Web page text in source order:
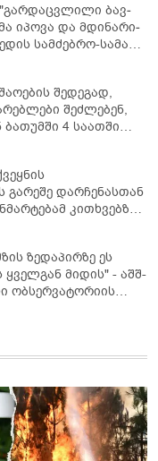
"გარდაცვლილი ბავ­
იპო­ვა და მდი­ნა­რი­
სამ­ძებ­რო-სა­მაშ­
დრომ­დე მიმ­დი­ნა­
შედეგად,
შეძლებენ,
4 საათში
გარეშე დარჩენასთან
კითხვებზე
მეტი ეჭვი გააჩინა -
ზედაპირზე ეს
მიდის" - აშშ-
ობსერვატორიის
ახალ კვლევაზე